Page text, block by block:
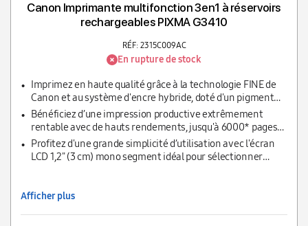
Canon Imprimante multifonction 3en1 à réservoirs
rechargeables PIXMA G3410
RÉF: 2315C009AC
En rupture de stock
Imprimez en haute qualité grâce à la technologie FINE de
Canon et au système d'encre hybride, doté d'un pigment
noir pour des documents nets et de couleurs à base de
colorants pour des photos éclatantes sans bordure jusqu'au
format A4.
Bénéficiez d’une impression productive extrêmement
rentable avec de hauts rendements, jusqu'à 6000* pages
avec une bouteille d'encre noire et 7000 pages avec un kit
de bouteilles d’encre couleur.
Profitez d'une grande simplicité d’utilisation avec l'écran
LCD 1,2" (3 cm) mono segment idéal pour sélectionner
Afficher plus